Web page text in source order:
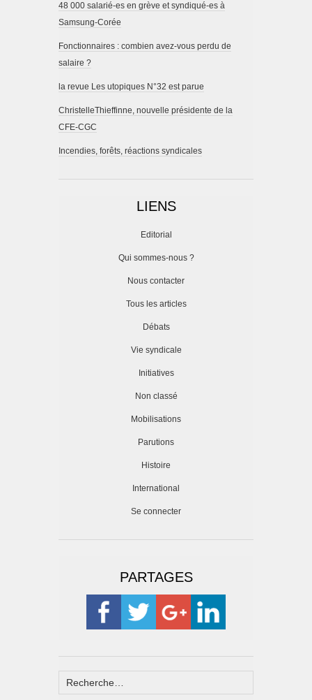
48 000 salarié-es en grève et syndiqué-es à
Samsung-Corée
Fonctionnaires : combien avez-vous perdu de
salaire ?
la revue Les utopiques N°32 est parue
ChristelleThieffinne, nouvelle présidente de la
CFE-CGC
Incendies, forêts, réactions syndicales
LIENS
Editorial
Qui sommes-nous ?
Nous contacter
Tous les articles
Débats
Vie syndicale
Initiatives
Non classé
Mobilisations
Parutions
Histoire
International
Se connecter
PARTAGES